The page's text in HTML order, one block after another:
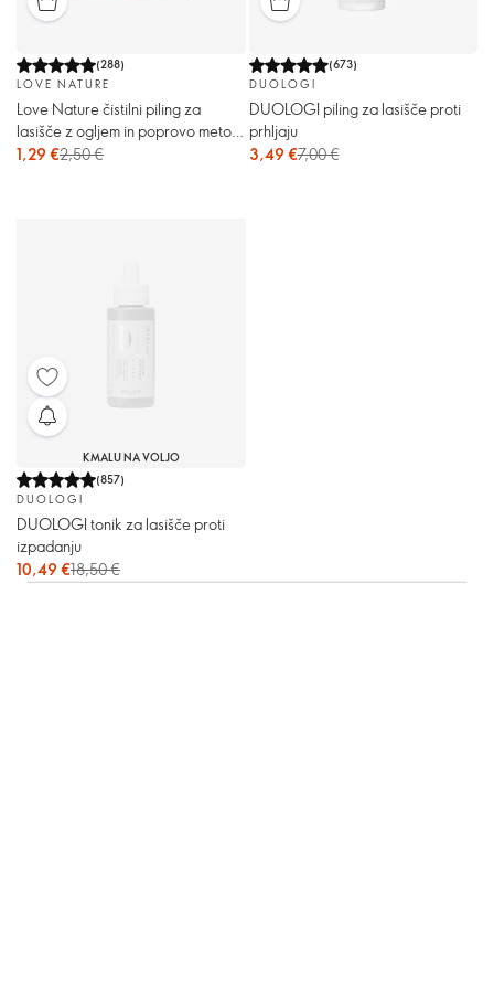
(288)
LOVE NATURE
Love Nature čistilni piling za
lasišče z ogljem in poprovo meto
iz biološke pridelave
1,29 €2,50 €
(673)
DUOLOGI
DUOLOGI piling za lasišče proti
prhljaju
3,49 €7,00 €
KMALU NA VOLJO
(857)
DUOLOGI
DUOLOGI tonik za lasišče proti
izpadanju
10,49 €18,50 €